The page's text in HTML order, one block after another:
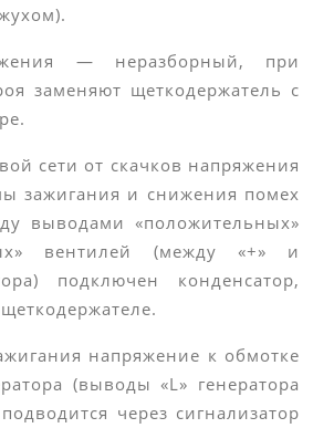
— неразборный, при
заменяют щеткодержатель с
сети от скачков напряжения
зажигания и снижения помех
выводами «положительных»
вентилей (между «+» и
подключен конденсатор,
напряжение к обмотке
(выводы «L» генератора
через сигнализатор